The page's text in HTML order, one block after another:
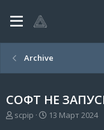
Archive
СОФТ НЕ
А
scpip
Д13 Март 2024